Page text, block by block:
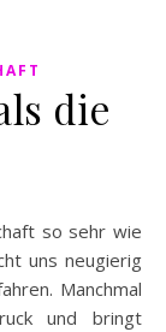
die
uns neugierig
Manchmal
und bringt